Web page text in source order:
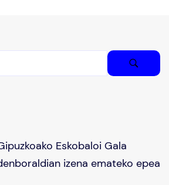
Eskobaloi Gala
izena emateko epea